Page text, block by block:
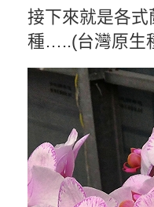
接下來就是各
種…..(台灣原生